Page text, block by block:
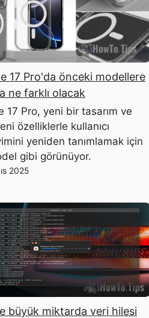
17 Pro'da önceki modellere
ne farklı olacak
17 Pro, yeni bir tasarım ve
özelliklerle kullanıcı
yeniden tanımlamak için
gibi görünüyor.
2025
büyük miktarda veri hilesi